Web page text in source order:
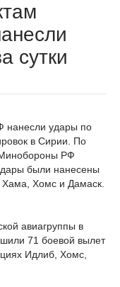
сутки
нанесли удары по
в Сирии. По
РФ
были нанесены
Хомс и Дамаск.
авиагруппы в
71 боевой вылет
Идлиб, Хомс,